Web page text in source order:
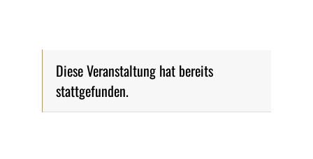
Diese Veranstaltung hat bereits
stattgefunden.